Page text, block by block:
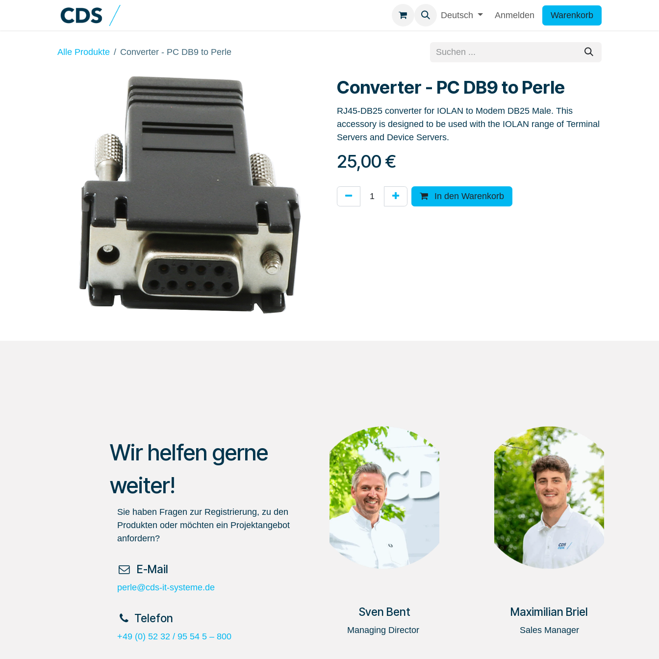
Zum Inhalt springen
Deutsch Anmelden Warenkorb
Alle Produkte Converter - PC DB9 to Perle
Converter - PC DB9 to Perle
RJ45-DB25 converter for IOLAN to Modem DB25 Male. This
accessory is designed to be used with the IOLAN range of Terminal
Servers and Device Servers.
25,00 €
In den Warenkorb
Wir helfen gerne
weiter!
Sie haben Fragen zur Registrierung, zu den
Produkten oder möchten ein Projektangebot
anfordern?
​ E-Mail
perle@cds-it-systeme.de
​Telefon
+49 (0) 52 32 / 95 54 5 – 800
Sven Bent
Managing Director
Maximilian Briel
Sales Manager